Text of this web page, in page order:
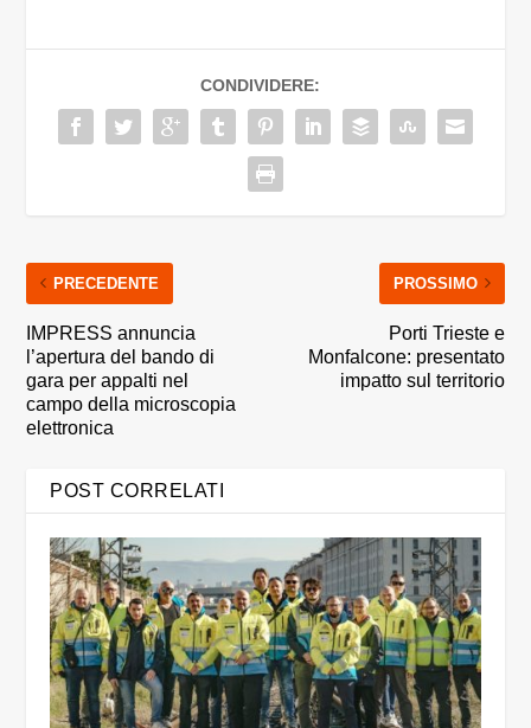
CONDIVIDERE:
PRECEDENTE
IMPRESS annuncia
l’apertura del bando di
gara per appalti nel
campo della microscopia
elettronica
PROSSIMO
Porti Trieste e
Monfalcone: presentato
impatto sul territorio
POST CORRELATI